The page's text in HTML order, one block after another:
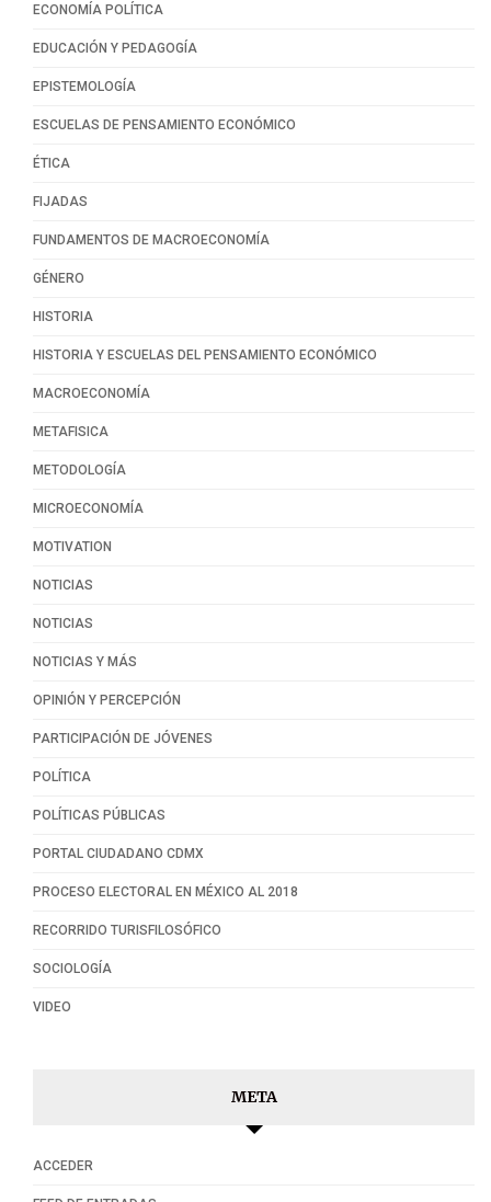
ECONOMÍA POLÍTICA
EDUCACIÓN Y PEDAGOGÍA
EPISTEMOLOGÍA
ESCUELAS DE PENSAMIENTO ECONÓMICO
ÉTICA
FIJADAS
FUNDAMENTOS DE MACROECONOMÍA
GÉNERO
HISTORIA
HISTORIA Y ESCUELAS DEL PENSAMIENTO ECONÓMICO
MACROECONOMÍA
METAFISICA
METODOLOGÍA
MICROECONOMÍA
MOTIVATION
NOTICIAS
NOTICIAS
NOTICIAS Y MÁS
OPINIÓN Y PERCEPCIÓN
PARTICIPACIÓN DE JÓVENES
POLÍTICA
POLÍTICAS PÚBLICAS
PORTAL CIUDADANO CDMX
PROCESO ELECTORAL EN MÉXICO AL 2018
RECORRIDO TURISFILOSÓFICO
SOCIOLOGÍA
VIDEO
META
ACCEDER